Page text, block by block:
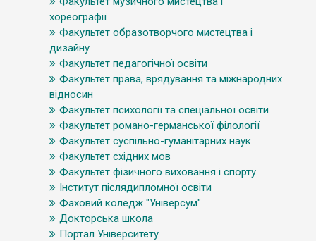
хореографії
Факультет образотворчого мистецтва і
дизайну
Факультет педагогічної освіти
Факультет права, врядування та міжнародних
відносин
Факультет психології та спеціальної освіти
Факультет романо-германської філології
Факультет суспільно-гуманітарних наук
Факультет східних мов
Факультет фізичного виховання і спорту
Інститут післядипломної освіти
Фаховий коледж "Універсум"
Докторська школа
Портал Університету